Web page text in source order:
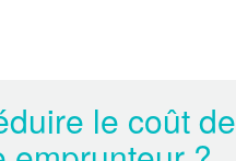
le coût de